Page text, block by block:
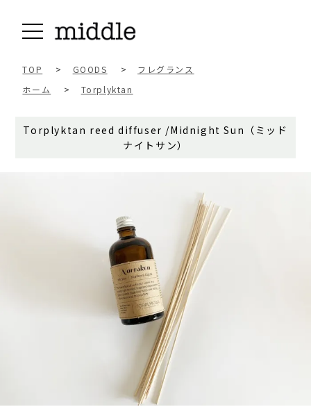
TOP > GOODS >
フレグランス
ホーム
> Torplyktan
Torplyktan reed diffuser /Midnight Sun（ミッド
ナイトサン）